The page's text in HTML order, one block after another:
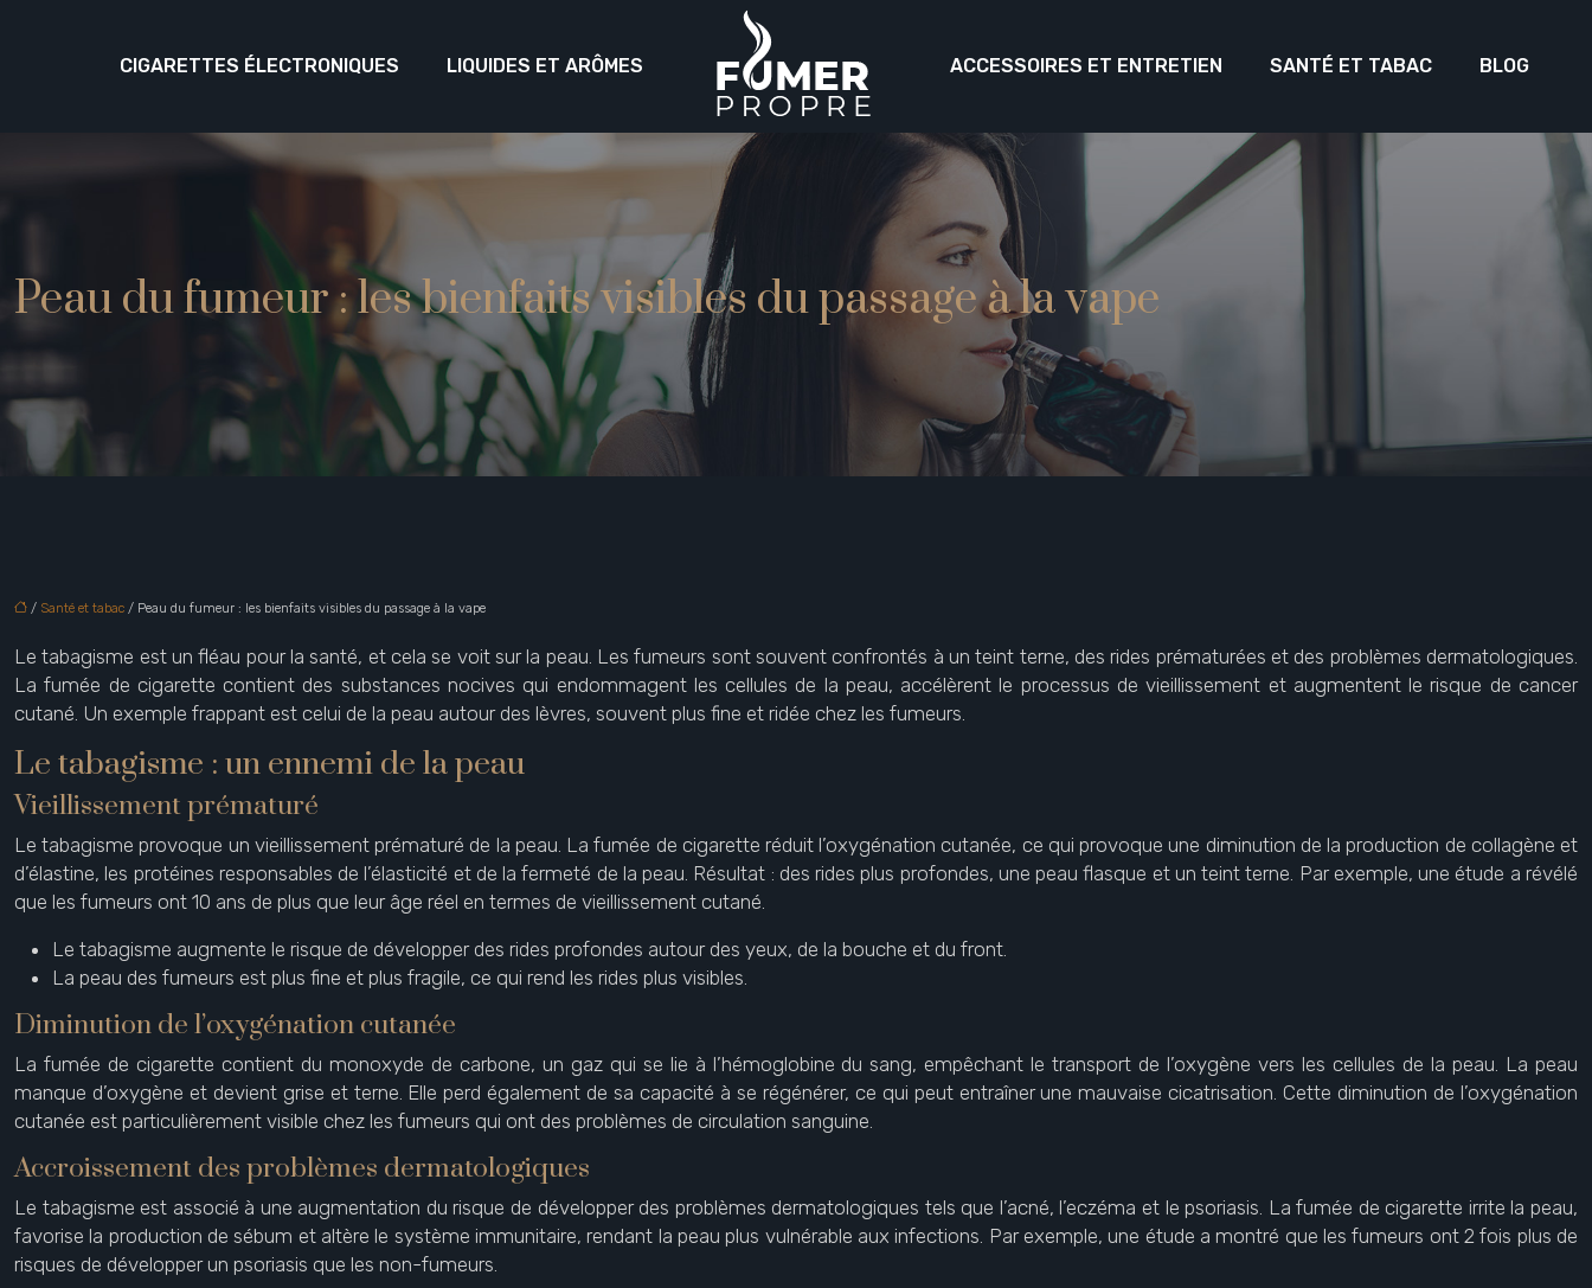
LIQUIDES ET ARÔMES
CIGARETTES ÉLECTRONIQUES ACCESSOIRES ET ENTRETIEN SANTÉ ET TABAC BLOG
Peau du fumeur : les bienfaits visibles du passage à la vape
/ Santé et tabac / Peau du fumeur : les bienfaits visibles du passage à la vape
Le tabagisme est un fléau pour la santé, et cela se voit sur la peau. Les fumeurs sont souvent confrontés à un teint terne, des rides prématurées et des problèmes dermatologiques.
La fumée de cigarette contient des substances nocives qui endommagent les cellules de la peau, accélèrent le processus de vieillissement et augmentent le risque de cancer
cutané. Un exemple frappant est celui de la peau autour des lèvres, souvent plus fine et ridée chez les fumeurs.
Le tabagisme : un ennemi de la peau
Vieillissement prématuré
Le tabagisme provoque un vieillissement prématuré de la peau. La fumée de cigarette réduit l’oxygénation cutanée, ce qui provoque une diminution de la production de collagène et
d’élastine, les protéines responsables de l’élasticité et de la fermeté de la peau. Résultat : des rides plus profondes, une peau flasque et un teint terne. Par exemple, une étude a révélé
que les fumeurs ont 10 ans de plus que leur âge réel en termes de vieillissement cutané.
Le tabagisme augmente le risque de développer des rides profondes autour des yeux, de la bouche et du front.
La peau des fumeurs est plus fine et plus fragile, ce qui rend les rides plus visibles.
Diminution de l’oxygénation cutanée
La fumée de cigarette contient du monoxyde de carbone, un gaz qui se lie à l’hémoglobine du sang, empêchant le transport de l’oxygène vers les cellules de la peau. La peau
manque d’oxygène et devient grise et terne. Elle perd également de sa capacité à se régénérer, ce qui peut entraîner une mauvaise cicatrisation. Cette diminution de l’oxygénation
cutanée est particulièrement visible chez les fumeurs qui ont des problèmes de circulation sanguine.
Accroissement des problèmes dermatologiques
Le tabagisme est associé à une augmentation du risque de développer des problèmes dermatologiques tels que l’acné, l’eczéma et le psoriasis. La fumée de cigarette irrite la peau,
favorise la production de sébum et altère le système immunitaire, rendant la peau plus vulnérable aux infections. Par exemple, une étude a montré que les fumeurs ont 2 fois plus de
risques de développer un psoriasis que les non-fumeurs.